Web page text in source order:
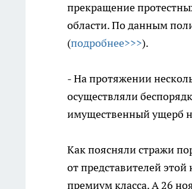
прекращение
области. По данным
(подробнее>>>).
- На протяжении
осуществляли
имущественный ущерб
Как поясняли стражи
от представителей
премиум класса. А 26